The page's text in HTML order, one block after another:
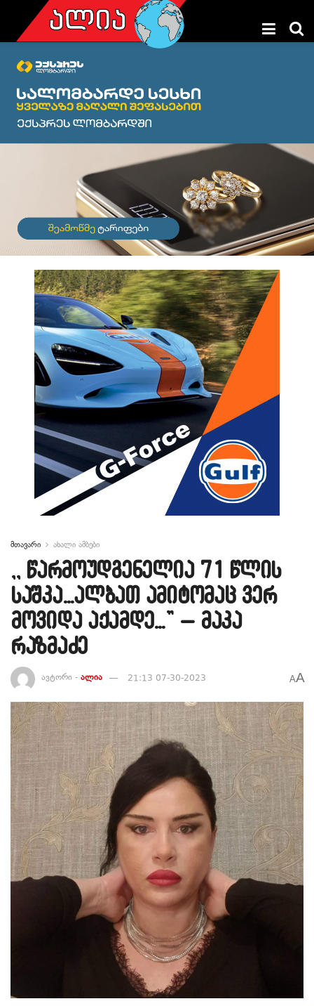
მთავარი ახალი ამბები
,, წარმოუდგენელია 71 წლის
საშკა…ალბათ ამიტომაც ვერ
მოვიდა აქამდე…” – მაკა
რაზმაძე
ავტორი - ალია 21:13 07-30-2023 AA